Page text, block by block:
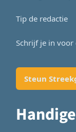
Tip de redactie
Schrijf je in
Steun